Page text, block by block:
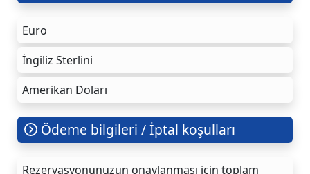
Euro
İngiliz Sterlini
Amerikan Doları
Ödeme bilgileri / İptal koşulları
Rezervasyonunuzun onaylanması için toplam